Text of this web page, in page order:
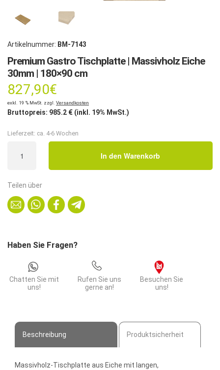
Artikelnummer: BM-7143
Premium Gastro Tischplatte | Massivholz Eiche
30mm | 180×90 cm
827,90€
exkl. 19 % MwSt. zzgl. Versandkosten
Bruttopreis: 985.2 € (inkl. 19% MwSt.)
Lieferzeit: ca. 4-6 Wochen
Gastro
|
Eiche
30mm
cm
In den Warenkorb
Teilen über
Haben Sie Fragen?
Chatten Sie mit
uns!
Rufen Sie uns
gerne an!
Besuchen Sie
uns!
Beschreibung Produktsicherheit
Massivholz-Tischplatte aus Eiche mit langen,